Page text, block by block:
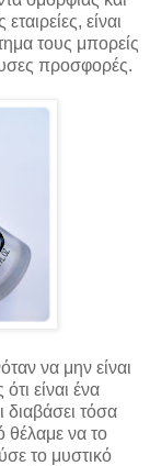
είναι
τους μπορείς
προσφορές.
να μην είναι
είναι ένα
τόσα
θέλαμε να το
το μυστικό